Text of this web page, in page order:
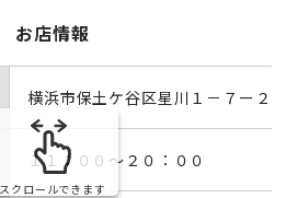
お店情報
横浜市保土ケ谷区星川１－７ー２４
１１：００～２０：００
スクロールできます